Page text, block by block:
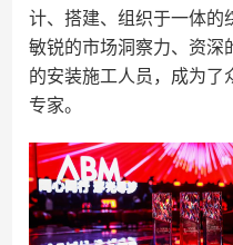
计、搭建、组织于一体的
敏锐的市场洞察力、资深
的安装施工人员，成为了
专家。